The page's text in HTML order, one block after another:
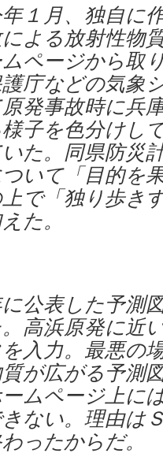
１月、独自に
よる放射性物
ページから取
庁などの気象
発事故時に兵
子を色分けし
た。同県防災
いて「目的を
で「独り歩き
た。
公表した予測
。高浜原発に近
入力。最悪の
が広がる予測
ムページ上に
ない。理由は
ったからだ。